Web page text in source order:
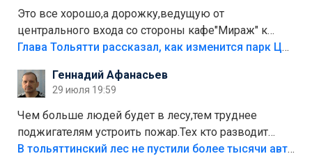
Это все хорошо,а дорожку,ведущую от
центрального входа со стороны кафе"Мираж" к
аттракционам слабо доделать?А то бордюры
лежала в парке и испортилась.Да еще,видимо,часть
украли.
Глава Тольятти рассказал, как изменится парк Центрального района
Геннадий Афанасьев
29 июля 19:59
Чем больше людей будет в лесу,тем труднее
поджигателям устроить пожар.Тех кто разводит
костры,тех надо безбожно штрафовать.Камер полно
В тольяттинский лес не пустили более тысячи автомобилей